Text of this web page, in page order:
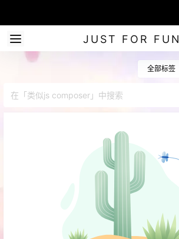
JUST FOR FUN
全部标签